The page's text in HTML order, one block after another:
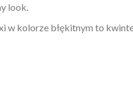
look.
w kolorze błękitnym to